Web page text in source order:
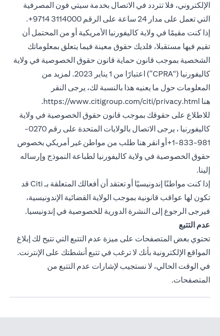
الإلكتروني، فلا تتردد في الاتصال بخدمة سيتي فون المصرفية
التي تعمل على مدار 24 ساعة على الرقم 3114000 9714+.
إذا كنت مقيمًا في ولاية كاليفورنيا الأمريكية أو من المحتمل أن
تقيم فيها مستقبلا، فلديك حقوق معينة فيما يتعلق بمعلوماتك
الشخصية بموجب قانون حماية قانون حقوق الخصوصية في ولاية
كاليفورنيا (“CPRA”) اعتبارًا من 1 يناير 2023. لمزيد من
المعلومات حول ما يعنيه هذا بالنسبة لك، يرجى النقر
هنا https://www.citigroup.com/citi/privacy.html
(opens in a new tab).
للاطلاع على حقوقك بموجب قانون حقوق الخصوصية في ولاية
كاليفورنيا ، يرجى الاتصال بالولايات المتحدة على رقم 0270-
981-833-1+أو انقر هنا
طلب من مواطن غير أمريكي بخصوص
حقوق الخصوصية في ولاية كاليفورنيا (opens in a new tab)لطباعة النموذج وإرساله
إلينا.
إذا كنت مواطنًا إندونيسيًا أو تعتقد أن أفعالك المتعلقة بـ Citi قد
تكون لها عواقب قانونية بموجب الولاية القضائية الإندونيسية،
فيرجى الرجوع إلى النشرة الدورية للخصوصية في إندونيسيا(opens in a new tab).
عدم التتبع
تحتوي بعض المتصفحات على ميزة عدم التتبع التي تتيح لك إبلاغ
المواقع الإلكترونية بأنك لا ترغب في تتبع أنشطتك على الإنترنت.
في الوقت الحالي، لا نستجيب لإشارات عدم التتبع من
المتصفحات.